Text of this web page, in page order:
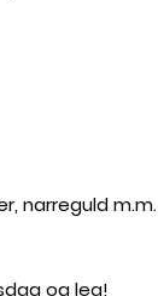
narreguld m.m.
og leg!